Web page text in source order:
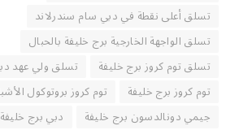
تسلق أعلى نقطة في دبي سام سندرلاند
تسلق الواجهة الخارجية برج خليفة بالحبال
تسلق توم كروز برج خليفة
تسلق ولي عهد
توم كروز برج خليفة
توم كروز بروتوكول
جيمي دونالدسون برج خليفة
دبي برج